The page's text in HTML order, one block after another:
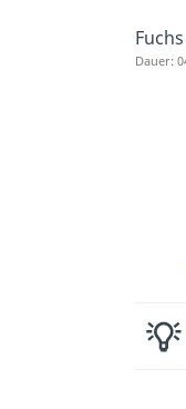
Fuchs
Dauer: